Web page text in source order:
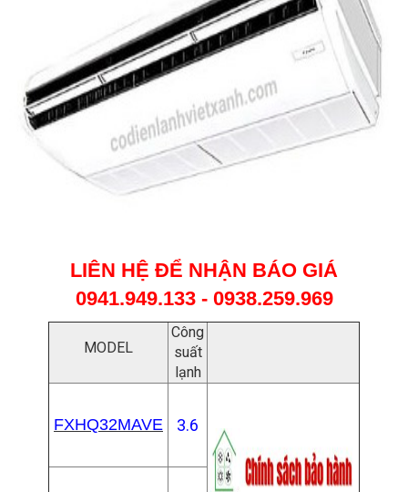
LIÊN HỆ ĐỂ NHẬN BÁO GIÁ
0941.949.133 - 0938.259.969
MODEL
Công
suất
lạnh
FXHQ32MAVE 3.6